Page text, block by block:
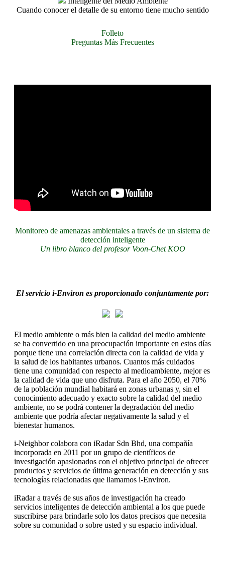
Cuando conocer el detalle de su entorno tiene mucho sentido
Folleto
Preguntas Más Frecuentes
Monitoreo de amenazas ambientales a través de un sistema de
detección inteligente
Un libro blanco del profesor Voon-Chet KOO
El servicio i-Environ es proporcionado conjuntamente por:
El medio ambiente o más bien la calidad del medio ambiente
se ha convertido en una preocupación importante en estos días
porque tiene una correlación directa con la calidad de vida y
la salud de los habitantes urbanos. Cuantos más cuidados
tiene una comunidad con respecto al medioambiente, mejor es
la calidad de vida que uno disfruta. Para el año 2050, el 70%
de la población mundial habitará en zonas urbanas y, sin el
conocimiento adecuado y exacto sobre la calidad del medio
ambiente, no se podrá contener la degradación del medio
ambiente que podría afectar negativamente la salud y el
bienestar humanos.
i-Neighbor colabora con iRadar Sdn Bhd, una compañía
incorporada en 2011 por un grupo de científicos de
investigación apasionados con el objetivo principal de ofrecer
productos y servicios de última generación en detección y sus
tecnologías relacionadas que llamamos i-Environ.
iRadar a través de sus años de investigación ha creado
servicios inteligentes de detección ambiental a los que puede
suscribirse para brindarle solo los datos precisos que necesita
sobre su comunidad o sobre usted y su espacio individual.